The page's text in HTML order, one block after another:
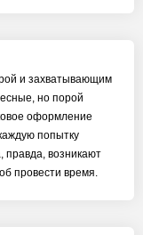
и захватывающим
но порой
оформление
попытку
правда, возникают
провести время.